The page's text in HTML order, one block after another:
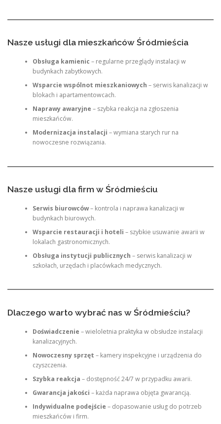
Nasze usługi dla mieszkańców Śródmieścia
Obsługa kamienic – regularne przeglądy instalacji w
budynkach zabytkowych.
Wsparcie wspólnot mieszkaniowych – serwis kanalizacji w
blokach i apartamentowcach.
Naprawy awaryjne – szybka reakcja na zgłoszenia
mieszkańców.
Modernizacja instalacji – wymiana starych rur na
nowoczesne rozwiązania.
Nasze usługi dla firm w Śródmieściu
Serwis biurowców– kontrola i naprawa kanalizacji w
budynkach biurowych.
Wsparcie restauracji i hoteli – szybkie usuwanie awarii w
lokalach gastronomicznych.
Obsługa instytucji publicznych – serwis kanalizacji w
szkołach, urzędach i placówkach medycznych.
Dlaczego warto wybrać nas w Śródmieściu?
Doświadczenie – wieloletnia praktyka w obsłudze instalacji
kanalizacyjnych.
Nowoczesny sprzęt – kamery inspekcyjne i urządzenia do
czyszczenia.
Szybka reakcja – dostępność 24/7 w przypadku awarii.
Gwarancja jakości – każda naprawa objęta gwarancją.
Indywidualne podejście – dopasowanie usług do potrzeb
mieszkańców i firm.